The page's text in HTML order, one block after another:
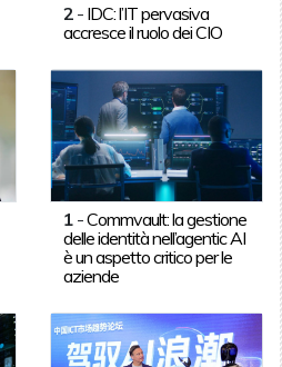
2 - IDC: l’IT pervasiva
accresce il ruolo dei CIO
1 -Commvault: la gestione
delle identità nell’agentic AI
è un aspetto critico per le
aziende